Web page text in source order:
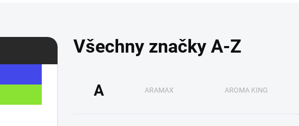
Všechny značky A-Z
A ARAMAX AROMA KING